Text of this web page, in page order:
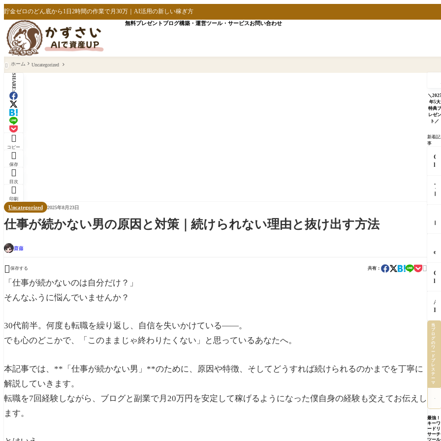
貯金ゼロのどん底から1日2時間の作業で月30万｜AI活用の新しい稼ぎ方
無料プレゼント ブログ構築・運営ツール・サービスお問い合わせ
 ホーム Uncategorized
SHARE:

コピー

保存

目次

印刷
Uncategorized 2025年8月23日
仕事が続かない男の原因と対策｜続けられない理由と抜け出す方法
齋藤
 保存する 共有：

「仕事が続かないのは自分だけ？」
そんなふうに悩んでいませんか？
30代前半。何度も転職を繰り返し、自信を失いかけている――。
でも心のどこかで、「このままじゃ終わりたくない」と思っているあなたへ。
本記事では、**「仕事が続かない男」**のために、原因や特徴、そしてどうすれば続けられるのかまでを丁寧に
解説していきます。
転職を7回経験しながら、ブログと副業で月20万円を安定して稼げるようになった僕自身の経験も交えてお伝えし
ます。
検
索
＼
年5大
特典プ
レゼン
ト／
新着記
事
C
l
d
e
分
で
ッ
て
か
返
す
っ
て
知
っ
て
ま
し
た
公
式
明
か
し
証
ブ
ロ
の
業
を
に
覚
え
さ
せ
た
ら
記
事
作
成
か
ら
画
像
下
書
き
ロ
「
テ
キ
「
ー
ス
「
ー
プ
っ
て
何
A
I
く
伝
わ
e
n
i
p
a
k」
完
全
解
説
特
徴
育
て
で
【
内
提
C
l
d
e
i
n
C
h
r
o
m
e
を
全
に
使
う
た
め
A
I
さ
い
し
ょ
に
や
る
べ
き
１
つ
の
当
ブ
ロ
グ
の
ワ
ー
ド
プ
レ
ス
テ
ー
マ
最強！
キーワ
ードリ
サーチ
ツール